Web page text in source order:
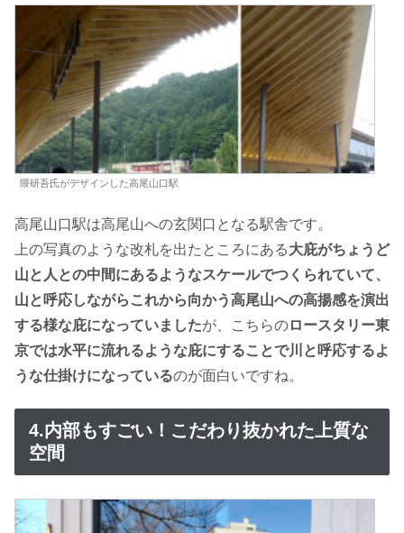
隈研吾氏がデザインした高尾山口駅
高尾山口駅は高尾山への玄関口となる駅舎です。
上の写真のような改札を出たところにある大庇がちょうど
山と人との中間にあるようなスケールでつくられていて、
山と呼応しながらこれから向かう高尾山への高揚感を演出
する様な庇になっていましたが、こちらのロースタリー東
京では水平に流れるような庇にすることで川と呼応するよ
うな仕掛けになっているのが面白いですね。
4.内部もすごい！こだわり抜かれた上質な
空間